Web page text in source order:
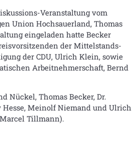
Veranstaltung vom
Union Hochsauerland, Thomas
eingeladen hatte Becker
der Mittelstands-
der CDU, Ulrich Klein, sowie
Arbeitnehmerschaft, Bernd
Nückel, Thomas Becker, Dr.
Meinolf Niemand und Ulrich
Tillmann).